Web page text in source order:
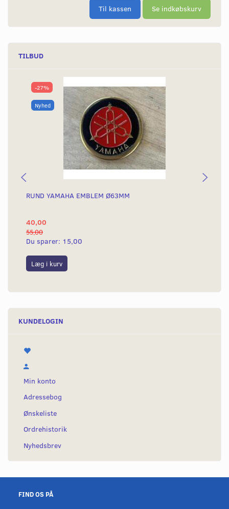
Til kassen Se indkøbskurv
TILBUD
-27%
Nyhed
RUND YAMAHA EMBLEM Ø63MM
40,00
55,00
Du sparer: 15,00
Læg i kurv
KUNDELOGIN
Min konto
Adressebog
Ønskeliste
Ordrehistorik
Nyhedsbrev
FIND OS PÅ